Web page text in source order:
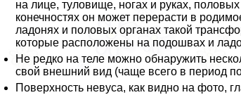
на лице, туловище, ногах и руках,
конечностях он может перерасти в
ладонях и пoлoвых органах такой
которые расположены на подошвах и
Не редко на теле можно обнаружить
свой внешний вид (чаще всего в период
Поверхность невуса, как видно на фото,